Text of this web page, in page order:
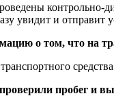
увидит и отправит
о том, что на
пробег и